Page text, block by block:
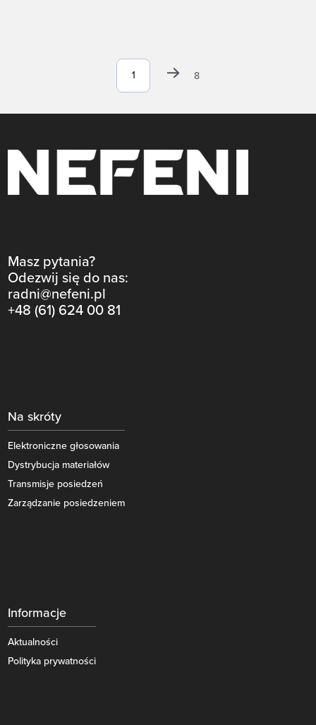
8
Masz pytania?
Odezwij się do nas:
radni@nefeni.pl
+48 (61) 624 00 81
Na skróty
Elektroniczne głosowania
Dystrybucja materiałów
Transmisje posiedzeń
Zarządzanie posiedzeniem
Informacje
Aktualności
Polityka prywatności